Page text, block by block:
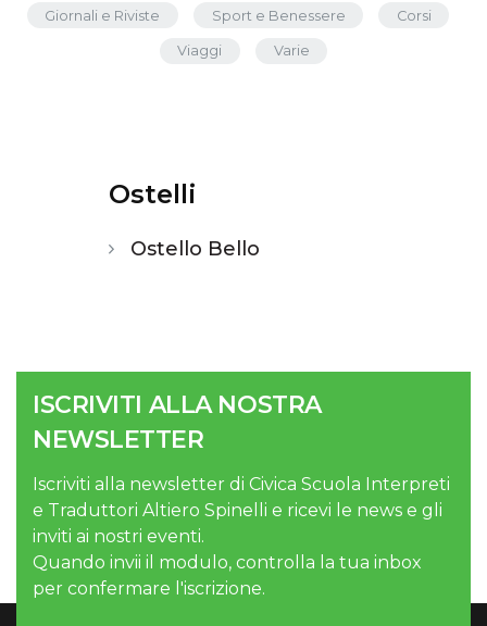
Giornali e Riviste Sport e Benessere Corsi
Viaggi Varie
Ostelli
Ostello Bello
ISCRIVITI ALLA NOSTRA
NEWSLETTER
Iscriviti alla newsletter di Civica Scuola Interpreti
e Traduttori Altiero Spinelli e ricevi le news e gli
inviti ai nostri eventi.
Quando invii il modulo, controlla la tua inbox
per confermare l'iscrizione.